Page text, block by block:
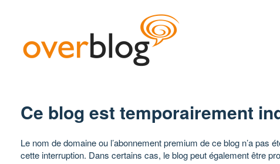
Ce blog est temporairement
Le nom de domaine ou l’abonnement premium de ce blog n’a pas
cette interruption. Dans certains cas, le blog peut également être